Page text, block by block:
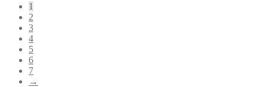
1
2
3
4
5
6
7
→